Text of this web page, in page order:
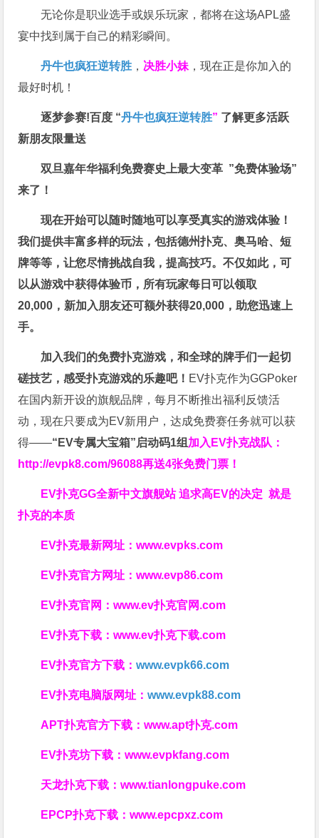
无论你是职业选手或娱乐玩家，都将在这场APL盛
宴中找到属于自己的精彩瞬间。
丹牛也疯狂逆转胜 ， 决胜小妹 ，现在正是你加入的
最好时机！
逐梦参赛!百度 “丹牛也疯狂逆转胜” 了解更多活跃
新朋友限量送
双旦嘉年华福利免费赛史上最大变革 ”免费体验场”
来了！
现在开始可以随时随地可以享受真实的游戏体验！
我们提供丰富多样的玩法，包括德州扑克、奥马哈、短
牌等等，让您尽情挑战自我，提高技巧。不仅如此，可
以从游戏中获得体验币，所有玩家每日可以领取
20,000，新加入朋友还可额外获得20,000，助您迅速上
手。
加入我们的免费扑克游戏，和全球的牌手们一起切
磋技艺，感受扑克游戏的乐趣吧！ EV扑克作为GGPoker
在国内新开设的旗舰品牌，每月不断推出福利反馈活
动，现在只要成为EV新用户，达成免费赛任务就可以获
得——“EV专属大宝箱”启动码1组 加入EV扑克战队：
http://evpk8.com/96088再送4张免费门票！
EV扑克GG全新中文旗舰站追求高EV的决定就是
扑克的本质
EV扑克最新网址：www.evpks.com
EV扑克官方网址：www.evp86.com
EV扑克官网：www.ev扑克官网.com
EV扑克下载：www.ev扑克下载.com
EV扑克官方下载：www.evpk66.com
EV扑克电脑版网址：www.evpk88.com
APT扑克官方下载：www.apt扑克.com
EV扑克坊下载：www.evpkfang.com
天龙扑克下载：www.tianlongpuke.com
EPCP扑克下载：www.epcpxz.com